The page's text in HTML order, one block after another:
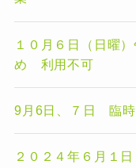
１０月６日（日曜
め 利用不可
9月6日、７日 臨時
２０２４年６月